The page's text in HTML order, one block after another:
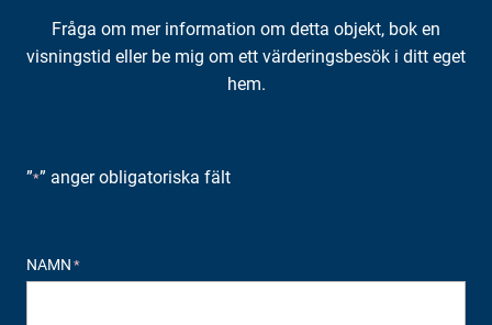
Fråga om mer information om detta objekt, bok en
visningstid eller be mig om ett värderingsbesök i ditt eget
hem.
”*” anger obligatoriska fält
NAMN *